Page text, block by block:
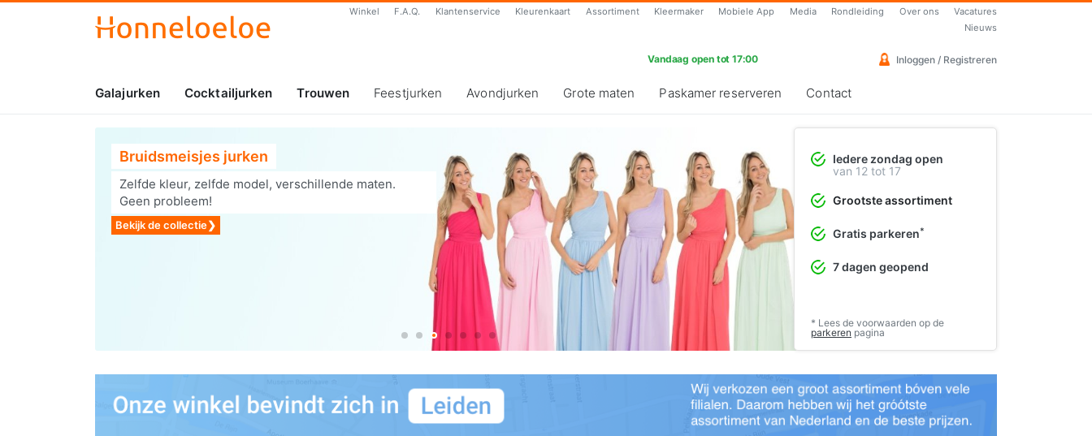
Winkel F.A.Q. Klantenservice Kleurenkaart Assortiment Kleermaker Mobiele App Media Rondleiding Over ons
Vacatures
Nieuws
Vandaag open tot 17:00 Inloggen / Registreren
Galajurken Cocktailjurken Trouwen Feestjurken Avondjurken Grote maten Paskamer reserveren Contact
Bruidsmeisjes jurken
Zelfde kleur, zelfde model, verschillende maten.
Geen probleem!
Bekijk de collectie❯
Vrolijke cocktailjurken
Perfect voor de lente en zomer
Iedere zondag open
van 12 tot 17
Grootste assortiment
Gratis parkeren*
7 dagen geopend
* Lees de voorwaarden op de
parkeren pagina